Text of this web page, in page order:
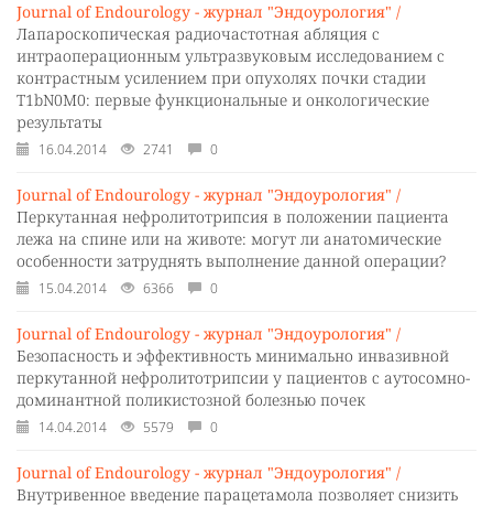
Journal of Endourology - журнал "Эндоурология" /
Лапароскопическая радиочастотная абляция с
интраоперационным ультразвуковым исследованием с
контрастным усилением при опухолях почки стадии
T1bN0M0: первые функциональные и онкологические
результаты
16.04.2014 2741 0
Journal of Endourology - журнал "Эндоурология" /
Перкутанная нефролитотрипсия в положении пациента
лежа на спине или на животе: могут ли анатомические
особенности затруднять выполнение данной операции?
15.04.2014 6366 0
Journal of Endourology - журнал "Эндоурология" /
Безопасность и эффективность минимально инвазивной
перкутанной нефролитотрипсии у пациентов с аутосомно-
доминантной поликистозной болезнью почек
14.04.2014 5579 0
Journal of Endourology - журнал "Эндоурология" /
Внутривенное введение парацетамола позволяет снизить